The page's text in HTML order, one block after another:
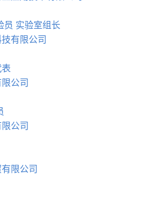
员 实验室组长
有限公司
公司
公司
限公司